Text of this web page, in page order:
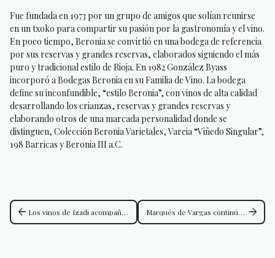
Fue fundada en 1973 por un grupo de amigos que solían reunirse
en un txoko para compartir su pasión por la gastronomía y el vino.
En poco tiempo, Beronia se convirtió en una bodega de referencia
por sus reservas y grandes reservas, elaborados siguiendo el más
puro y tradicional estilo de Rioja. En 1982 González Byass
incorporó a Bodegas Beronia en su Familia de Vino. La bodega
define su inconfundible, “estilo Beronia”, con vinos de alta calidad
desarrollando los crianzas, reservas y grandes reservas y
elaborando otros de una marcada personalidad donde se
distinguen, Colección Beronia Varietales, Vareia “Viñedo Singular”,
198 Barricas y Beronia III a.C.
arrow_back Los vinos de Izadi acompañan la Gala Michelin en Dublín Marqués de Vargas continúa como “First Growth” de Rioja en el informe de Tim Atkin, con Hacienda Pradolagar entre los vinos mejor valorados arrow_forward